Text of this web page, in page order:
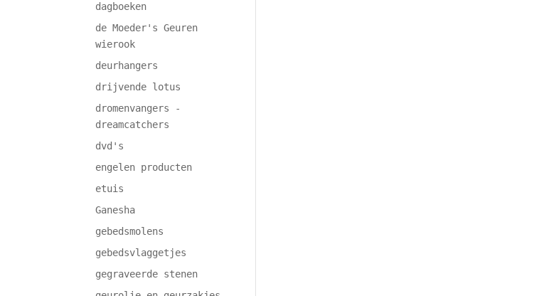
dagboeken
de Moeder's Geuren
wierook
deurhangers
drijvende lotus
dromenvangers -
dreamcatchers
dvd's
engelen producten
etuis
Ganesha
gebedsmolens
gebedsvlaggetjes
gegraveerde stenen